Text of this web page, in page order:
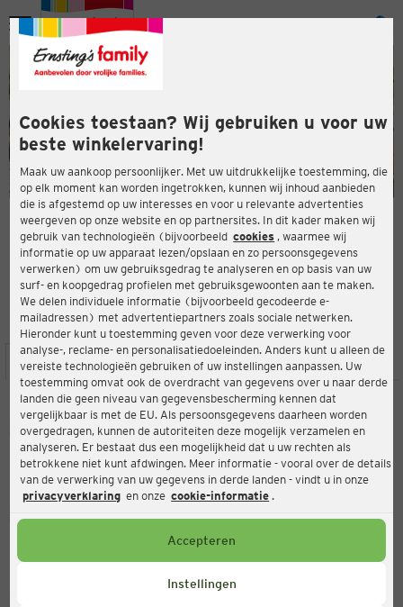
Cookies toestaan? Wij gebruiken u voor uw
beste winkelervaring!
Maak uw aankoop persoonlijker. Met uw uitdrukkelijke toestemming, die
op elk moment kan worden ingetrokken, kunnen wij inhoud aanbieden
die is afgestemd op uw interesses en voor u relevante advertenties
weergeven op onze website en op partnersites. In dit kader maken wij
gebruik van technologieën (bijvoorbeeld cookies , waarmee wij
informatie op uw apparaat lezen/opslaan en zo persoonsgegevens
verwerken) om uw gebruiksgedrag te analyseren en op basis van uw
surf- en koopgedrag profielen met gebruiksgewoonten aan te maken.
We delen individuele informatie (bijvoorbeeld gecodeerde e-
mailadressen) met advertentiepartners zoals sociale netwerken.
Hieronder kunt u toestemming geven voor deze verwerking voor
analyse-, reclame- en personalisatiedoeleinden. Anders kunt u alleen de
vereiste technologieën gebruiken of uw instellingen aanpassen. Uw
toestemming omvat ook de overdracht van gegevens over u naar derde
landen die geen niveau van gegevensbescherming kennen dat
vergelijkbaar is met de EU. Als persoonsgegevens daarheen worden
overgedragen, kunnen de autoriteiten deze mogelijk verzamelen en
analyseren. Er bestaat dus een mogelijkheid dat u uw rechten als
betrokkene niet kunt afdwingen. Meer informatie - vooral over de details
van de verwerking van uw gegevens in derde landen - vindt u in onze
privacyverklaring en onze cookie-informatie .
Accepteren
Instellingen
Menu
ERNSTING'S FAMILY-WINKEL
Isoldenstraße 39
80804 München
4,2
Beoordeling:
LOCATIE SERVICES ASSORTIMENT ACTIES
Ernsting's family
Isoldenstraße 39, 80804 München
Open
Openingstijden vandaag: